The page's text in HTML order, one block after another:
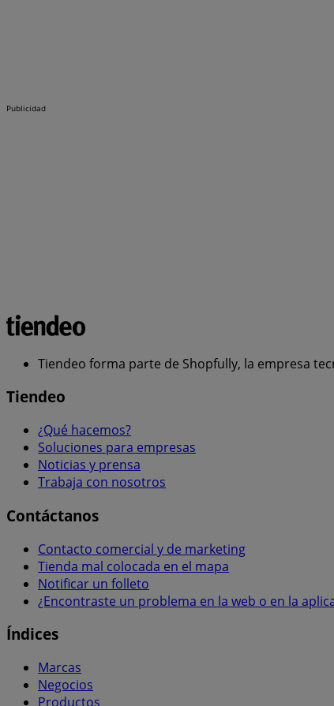
Publicidad
Tiendeo forma parte de Shopfully, la empresa
Tiendeo
¿Qué hacemos?
Soluciones para empresas
Noticias y prensa
Trabaja con nosotros
Contáctanos
Contacto comercial y de marketing
Tienda mal colocada en el mapa
Notificar un folleto
¿Encontraste un problema en la web o en la
Índices
Marcas
Negocios
Productos